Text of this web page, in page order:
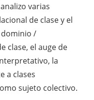
varias
de clase y el
dominio /
clase, el auge de
la
a clases
sujeto colectivo.